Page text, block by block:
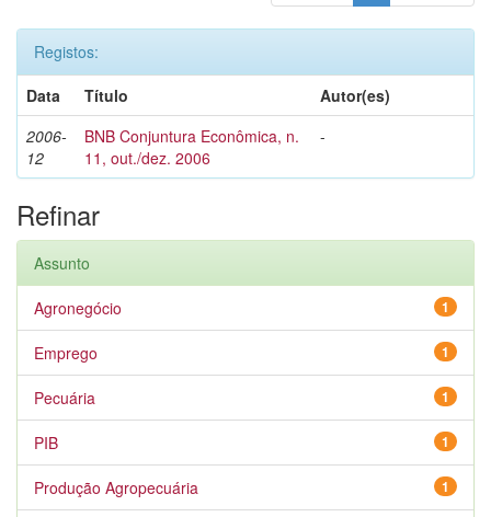
Registos:
Data
Título
Autor(es)
2006-
12
BNB Conjuntura Econômica, n.
11, out./dez. 2006
-
Refinar
Assunto
1
Agronegócio
1
Emprego
1
Pecuária
1
PIB
1
Produção Agropecuária